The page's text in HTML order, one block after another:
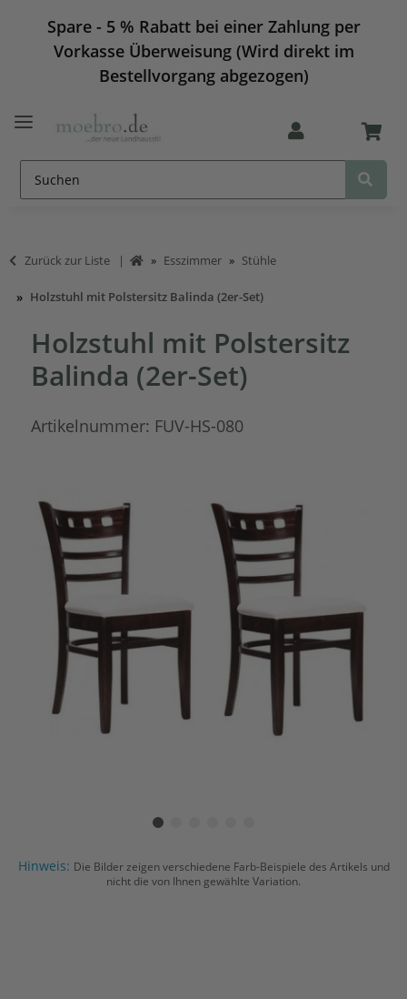
Spare - 5 % Rabatt bei einer Zahlung per
Vorkasse Überweisung (Wird direkt im
Bestellvorgang abgezogen)
Zurück zur Liste Esszimmer Stühle
Holzstuhl mit Polstersitz Balinda (2er-Set)
Holzstuhl mit Polstersitz
Balinda (2er-Set)
Artikelnummer: FUV-HS-080
Hinweis: Die Bilder zeigen verschiedene Farb-Beispiele des Artikels und
nicht die von Ihnen gewählte Variation.